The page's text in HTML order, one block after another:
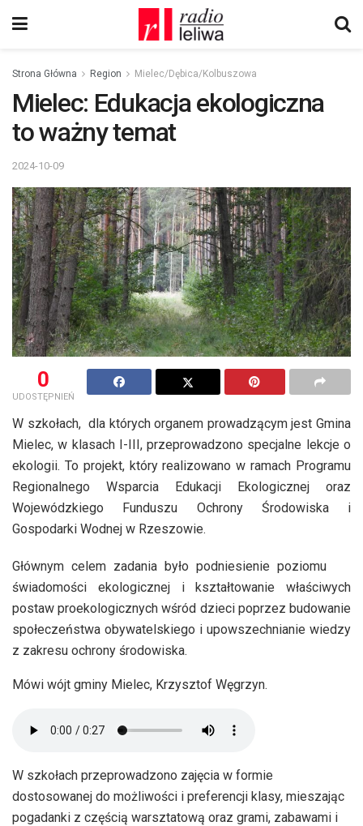
Strona Główna Region Mielec/Dębica/Kolbuszowa
Mielec: Edukacja ekologiczna
to ważny temat
2024-10-09
0
UDOSTĘPNIEŃ
W szkołach, dla których organem prowadzącym jest Gmina
Mielec, w klasach I-III, przeprowadzono specjalne lekcje o
ekologii. To projekt, który realizowano w ramach Programu
Regionalnego Wsparcia Edukacji Ekologicznej oraz
Wojewódzkiego Funduszu Ochrony Środowiska i
Gospodarki Wodnej w Rzeszowie.
Głównym celem zadania było podniesienie poziomu
świadomości ekologicznej i kształtowanie właściwych
postaw proekologicznych wśród dzieci poprzez budowanie
społeczeństwa obywatelskiego i upowszechnianie wiedzy
z zakresu ochrony środowiska.
Mówi wójt gminy Mielec, Krzysztof Węgrzyn.
W szkołach przeprowadzono zajęcia w formie
dostosowanej do możliwości i preferencji klasy, mieszając
pogadanki z częścią warsztatową oraz grami, zabawami i